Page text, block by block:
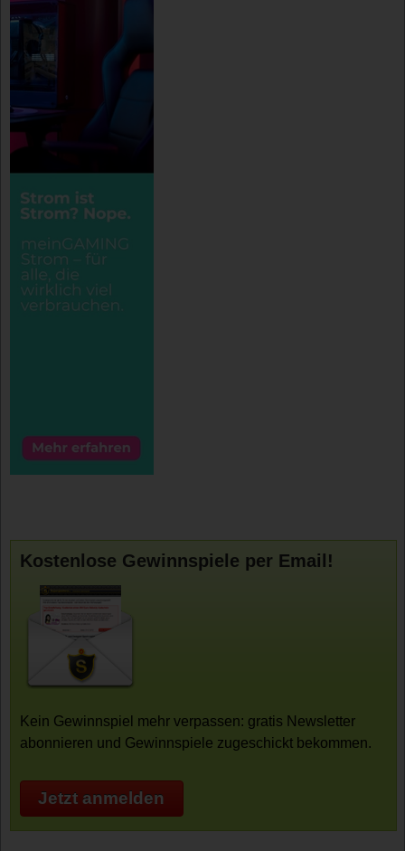
Kostenlose Gewinnspiele per Email!
Kein Gewinnspiel mehr verpassen: gratis Newsletter
abonnieren und Gewinnspiele zugeschickt bekommen.
Jetzt anmelden